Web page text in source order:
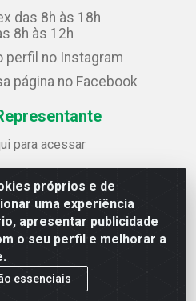
próprios e de
uma experiência
apresentar publicidade
o seu perfil e melhorar a
essenciais
das 8h às 18h
8h às 12h
perfil no Instagram
página no Facebook
para acessar
Novolar Ltda
- Prazeres - Jaboatão dos
- CEP 54.325-610
0013-70